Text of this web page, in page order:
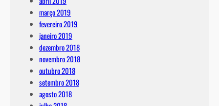
março 2019
fevereiro 2019
janeiro 2019
dezembro 2018
novembro 2018
outubro 2018
setembro 2018
agosto 2018